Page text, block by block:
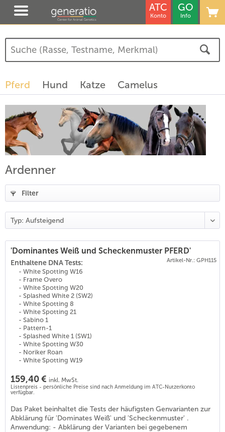
ATC
Konto
GO
Info
Pferd Hund Katze Camelus
Ardenner
Filter
'Dominantes Weiß und Scheckenmuster PFERD'
Artikel-Nr.: GPH115
Enthaltene DNA Tests:
- White Spotting W16
- Frame Overo
- White Spotting W20
- Splashed White 2 (SW2)
- White Spotting 8
- White Spotting 21
- Sabino 1
- Pattern-1
- Splashed White 1 (SW1)
- White Spotting W30
- Noriker Roan
- White Spotting W19
159,40 € inkl. MwSt.
Listenpreis - persönliche Preise sind nach Anmeldung im ATC-Nutzerkonto
verfügbar.
Das Paket beinhaltet die Tests der häufigsten Genvarianten zur
Abklärung für 'Dominates Weiß' und 'Scheckenmuster' .
Anwendung: - Abklärung der Varianten bei gegebenem